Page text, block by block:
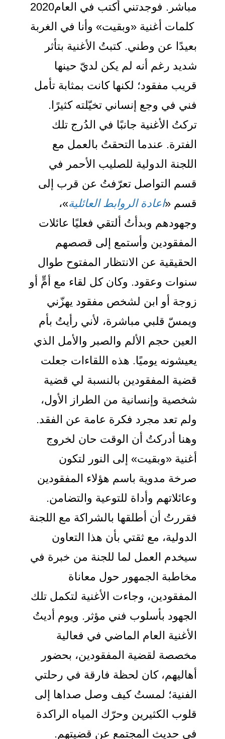
مباشر. فوجدتني أكتب في العام2020
كلمات أغنية «وبقيت» وأنا في الغربة
بعيدًا عن وطني. كتبتُ الأغنية بتأثر
شديد رغم أنه لم يكن لديّ حينها
قريب مفقود؛ لكنها كانت بمثابة تأمل
فني في وجع إنساني تخيّلته كثيرًا.
تركتُ الأغنية جانبًا في الدُرج تلك
الفترة. عندما التحقتُ بالعمل مع
اللجنة الدولية للصليب الأحمر في
قسم التواصل تعرّفتُ عن قرب إلى
قسم «اعادة الروابط العائلية»،
وجهودهم وبدأتُ ألتقي فعليًا عائلات
المفقودين وأستمع إلى قصصهم
الحقيقية عن الانتظار المفتوح طوال
سنوات وعقود. وكان كل لقاء مع أمٍّ أو
زوجة أو ابن لشخص مفقود يهزّني
ويمسّ قلبي مباشرة، لأني رأيتُ بأم
العين حجم الألم والصبر والأمل الذي
يعيشونه يوميًا. هذه اللقاءات جعلت
قضية المفقودين بالنسبة لي قضية
شخصية وإنسانية من الطراز الأول،
ولم تعد مجرد فكرة عامة عن الفقد.
وهنا أدركتُ أن الوقت حان لخروج
أغنية «وبقيت» إلى النور لتكون
صرخة مدوية باسم هؤلاء المفقودين
وعائلاتهم وأداة للتوعية والتضامن.
فقررتُ أن أطلقها بالشراكة مع اللجنة
الدولية، مع ثقتي بأن هذا التعاون
سيخدم العمل لما للجنة من خبرة في
مخاطبة الجمهور حول معاناة
المفقودين، وجاءت الأغنية لتكمل تلك
الجهود بأسلوب فني مؤثر. ويوم أديتُ
الأغنية العام الماضي في فعالية
مخصصة لقضية المفقودين، بحضور
أهاليهم، كان لحظة فارقة في رحلتي
الفنية؛ لمستُ كيف وصل صداها إلى
قلوب الكثيرين وحرّك المياه الراكدة
في حديث المجتمع عن قضيتهم.